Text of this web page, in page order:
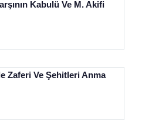
Kabulü Ve M. Akifi
Zaferi Ve Şehitleri Anma